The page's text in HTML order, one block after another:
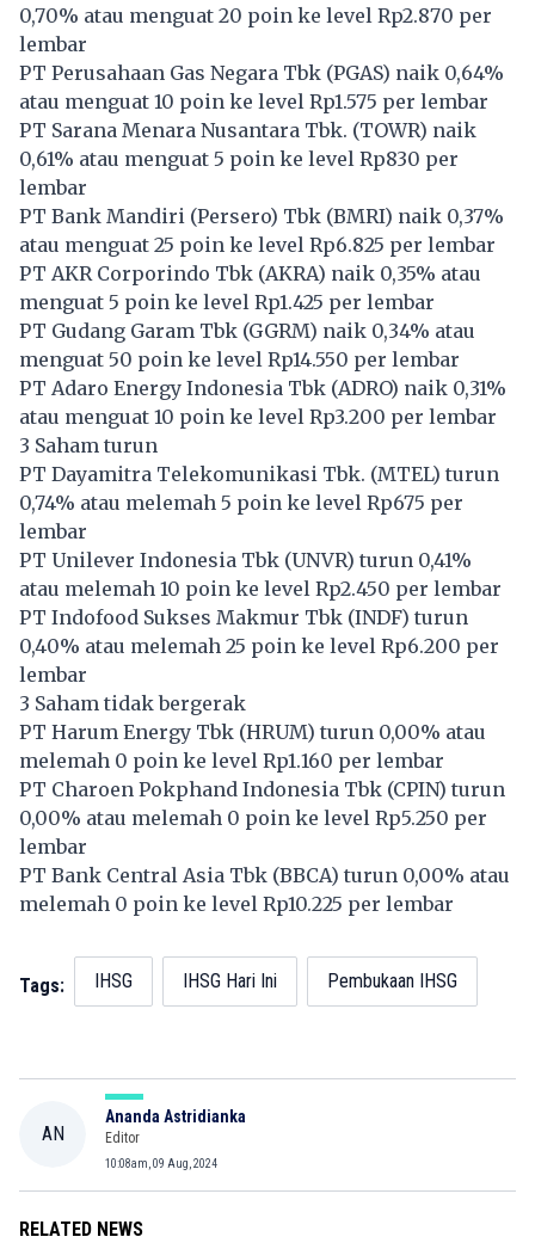
0,70% atau menguat 20 poin ke level Rp2.870 per
lembar
PT Perusahaan Gas Negara Tbk (PGAS) naik 0,64%
atau menguat 10 poin ke level Rp1.575 per lembar
PT Sarana Menara Nusantara Tbk. (TOWR) naik
0,61% atau menguat 5 poin ke level Rp830 per
lembar
PT Bank Mandiri (Persero) Tbk (BMRI) naik 0,37%
atau menguat 25 poin ke level Rp6.825 per lembar
PT AKR Corporindo Tbk (AKRA) naik 0,35% atau
menguat 5 poin ke level Rp1.425 per lembar
PT Gudang Garam Tbk (GGRM) naik 0,34% atau
menguat 50 poin ke level Rp14.550 per lembar
PT Adaro Energy Indonesia Tbk (ADRO) naik 0,31%
atau menguat 10 poin ke level Rp3.200 per lembar
3 Saham turun
PT Dayamitra Telekomunikasi Tbk. (MTEL) turun
0,74% atau melemah 5 poin ke level Rp675 per
lembar
PT Unilever Indonesia Tbk (UNVR) turun 0,41%
atau melemah 10 poin ke level Rp2.450 per lembar
PT Indofood Sukses Makmur Tbk (INDF) turun
0,40% atau melemah 25 poin ke level Rp6.200 per
lembar
3 Saham tidak bergerak
PT Harum Energy Tbk (HRUM) turun 0,00% atau
melemah 0 poin ke level Rp1.160 per lembar
PT Charoen Pokphand Indonesia Tbk (CPIN) turun
0,00% atau melemah 0 poin ke level Rp5.250 per
lembar
PT Bank Central Asia Tbk (BBCA) turun 0,00% atau
melemah 0 poin ke level Rp10.225 per lembar
Tags: IHSG IHSG Hari Ini Pembukaan IHSG
AN
Ananda Astridianka
Editor
10:08am, 09 Aug, 2024
RELATED NEWS